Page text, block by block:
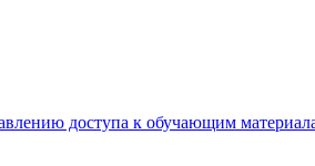
доступа к обучающим